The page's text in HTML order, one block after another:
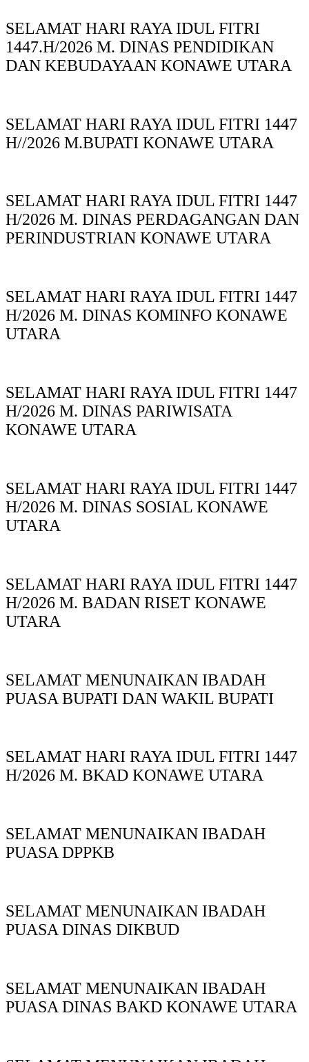
SELAMAT HARI RAYA IDUL FITRI
1447.H/2026 M. DINAS PENDIDIKAN
DAN KEBUDAYAAN KONAWE UTARA
SELAMAT HARI RAYA IDUL FITRI 1447
H//2026 M.BUPATI KONAWE UTARA
SELAMAT HARI RAYA IDUL FITRI 1447
H/2026 M. DINAS PERDAGANGAN DAN
PERINDUSTRIAN KONAWE UTARA
SELAMAT HARI RAYA IDUL FITRI 1447
H/2026 M. DINAS KOMINFO KONAWE
UTARA
SELAMAT HARI RAYA IDUL FITRI 1447
H/2026 M. DINAS PARIWISATA
KONAWE UTARA
SELAMAT HARI RAYA IDUL FITRI 1447
H/2026 M. DINAS SOSIAL KONAWE
UTARA
SELAMAT HARI RAYA IDUL FITRI 1447
H/2026 M. BADAN RISET KONAWE
UTARA
SELAMAT MENUNAIKAN IBADAH
PUASA BUPATI DAN WAKIL BUPATI
SELAMAT HARI RAYA IDUL FITRI 1447
H/2026 M. BKAD KONAWE UTARA
SELAMAT MENUNAIKAN IBADAH
PUASA DPPKB
SELAMAT MENUNAIKAN IBADAH
PUASA DINAS DIKBUD
SELAMAT MENUNAIKAN IBADAH
PUASA DINAS BAKD KONAWE UTARA